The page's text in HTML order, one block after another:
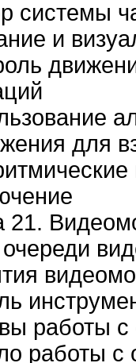
и
для
работы с
работы с